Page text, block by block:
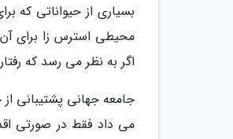
بسیاری از حیواناتی که
محیطی استرس زا برای
اگر به نظر می رسد که
می داد فقط در صورتی